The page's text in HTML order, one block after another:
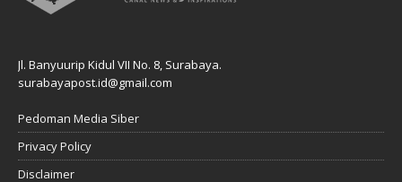
Jl. Banyuurip Kidul VII No. 8, Surabaya.
surabayapost.id@gmail.com
Pedoman Media Siber
Privacy Policy
Disclaimer